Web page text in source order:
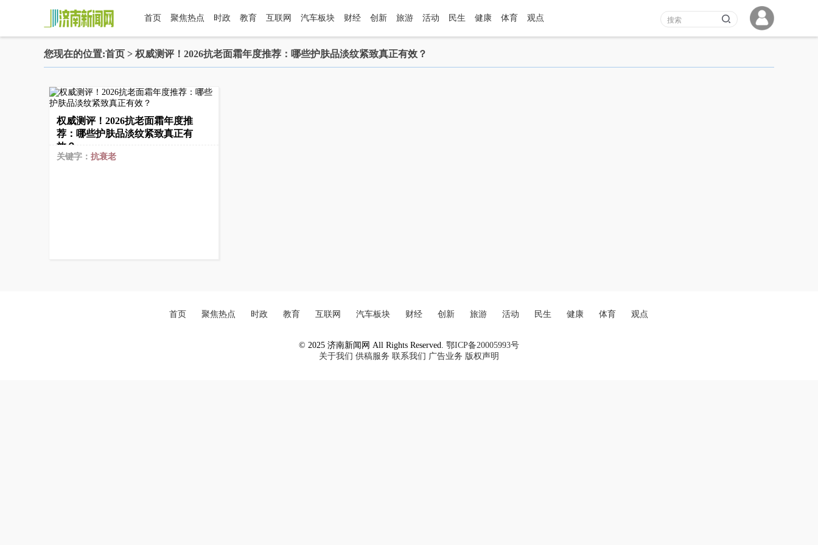
首页 聚焦热点 时政 教育 互联网 汽车板块 财经 创新 旅游 活动 民生 健康 体育 观点
您现在的位置:首页 > 权威测评！2026抗老面霜年度推荐：哪些护肤品淡纹紧致真正有效？
权威测评！2026抗老面霜年度推
荐：哪些护肤品淡纹紧致真正有
效？
关键字： 抗衰老
首页 聚焦热点 时政 教育 互联网 汽车板块 财经 创新 旅游 活动 民生 健康 体育 观点
© 2025 济南新闻网 All Rights Reserved. 鄂ICP备20005993号
关于我们 供稿服务 联系我们 广告业务 版权声明